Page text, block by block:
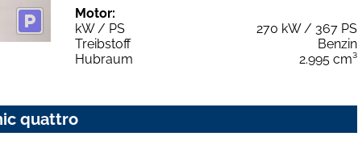
Motor:
kW / PS
270 kW / 367 PS
Treibstoff
Benzin
Hubraum
2.995 cm³
quattro